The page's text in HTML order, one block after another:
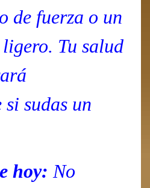
de fuerza o un
Tu salud
sudas un
hoy: No